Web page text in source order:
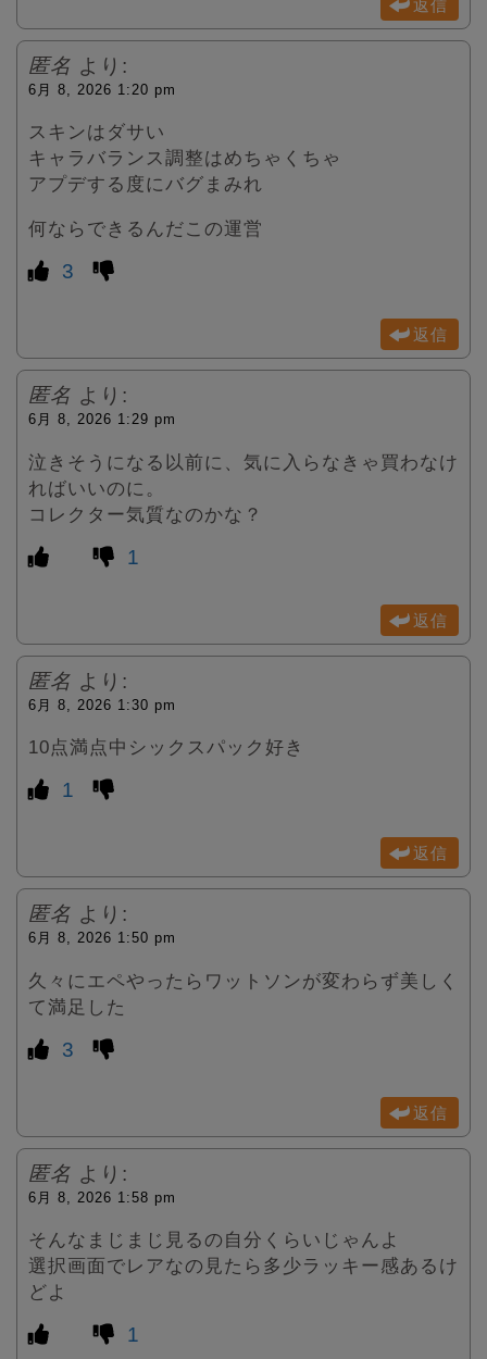
返信
匿名 より:
6月 8, 2026 1:20 pm
スキンはダサい
キャラバランス調整はめちゃくちゃ
アプデする度にバグまみれ
何ならできるんだこの運営
3
返信
匿名 より:
6月 8, 2026 1:29 pm
泣きそうになる以前に、気に入らなきゃ買わなけ
ればいいのに。
コレクター気質なのかな？
1
返信
匿名 より:
6月 8, 2026 1:30 pm
10点満点中シックスパック好き
1
返信
匿名 より:
6月 8, 2026 1:50 pm
久々にエペやったらワットソンが変わらず美しく
て満足した
3
返信
匿名 より:
6月 8, 2026 1:58 pm
そんなまじまじ見るの自分くらいじゃんよ
選択画面でレアなの見たら多少ラッキー感あるけ
どよ
1